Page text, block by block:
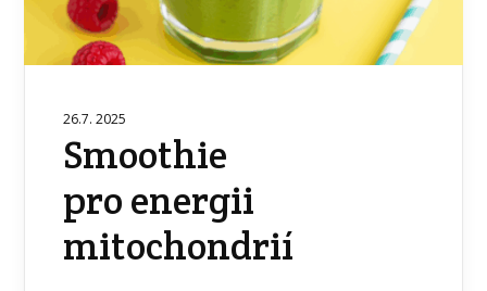
26.7. 2025
Smoothie
pro energii
mitochondrií